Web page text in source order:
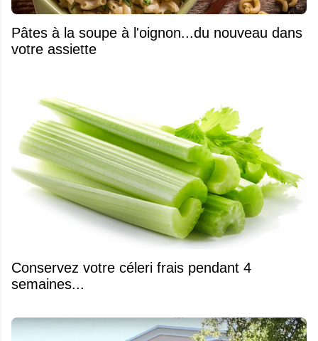
Pâtes à la soupe à l'oignon...du nouveau dans
votre assiette
Conservez votre céleri frais pendant 4
semaines...